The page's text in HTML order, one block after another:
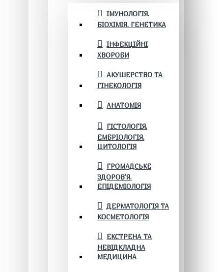
ІМУНОЛОГІЯ.
БІОХІМІЯ. ГЕНЕТИКА
ІНФЕКЦІЙНІ
ХВОРОБИ
АКУШЕРСТВО ТА
ГІНЕКОЛОГІЯ
АНАТОМІЯ
ГІСТОЛОГІЯ.
ЕМБРІОЛОГІЯ.
ЦИТОЛОГІЯ
ГРОМАДСЬКЕ
ЗДОРОВ’Я.
ЕПІДЕМІОЛОГІЯ
ДЕРМАТОЛОГІЯ ТА
КОСМЕТОЛОГІЯ
ЕКСТРЕНА ТА
НЕВІДКЛАДНА
МЕДИЦИНА